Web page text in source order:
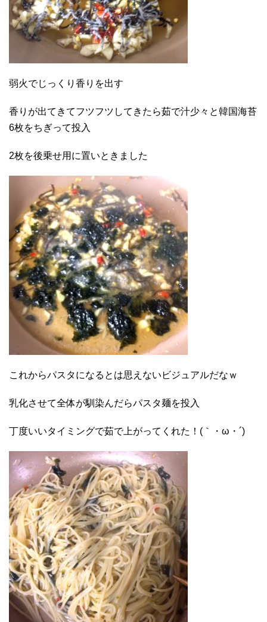
弱火でじっくり香りを出す
香りが出てきてフツフツしてきたら茹で汁少々と韓国海苔
6枚をちぎって投入
2枚を後乗せ用に置いときました
これからパスタになるとは思えないビジュアルだなｗ
乳化させて全体が馴染んだらパスタ麺を投入
丁度いいタイミングで茹で上がってくれた！(｀・ω・´)